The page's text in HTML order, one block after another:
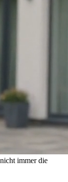
immer die